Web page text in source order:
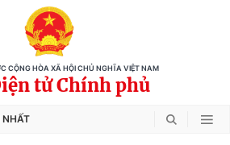
CỘNG HÒA XÃ HỘI CHỦ NGHĨA VIỆT NAM
tử Chính phủ
NHẤT